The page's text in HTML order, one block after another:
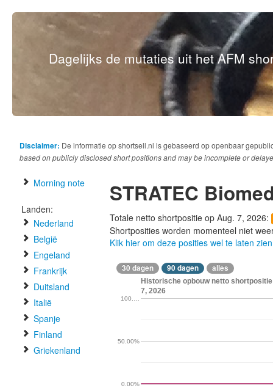
Dagelijks de mutaties uit het AFM
Disclaimer: De informatie op shortsell.nl is gebaseerd op openbaar
based on publicly disclosed short positions and may be incomplete or
Morning note
Landen:
Nederland
België
Engeland
Frankrijk
Duitsland
Italië
Spanje
Finland
Griekenland
STRATEC
Totale netto shortpositie op Aug. 7, 2026:
Shortposities worden momenteel niet
Klik hier om deze posities wel te laten zien
30 dagen 90 dagen alles
Historische opbouw netto
7, 2026
0.00%
50.00%
100.…